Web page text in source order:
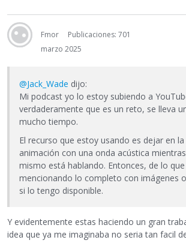
Fmor
Publicaciones: 701
marzo 2025
@Jack_Wade dijo:
Mi podcast yo lo estoy subiendo a
verdaderamente que es un reto, se lleva
mucho tiempo.
El recurso que estoy usando es dejar en
animación con una onda acústica
mismo está hablando. Entonces, de lo
mencionando lo completo con imágenes
si lo tengo disponible.
Y evidentemente estas haciendo un gran
idea que ya me imaginaba no seria tan facil